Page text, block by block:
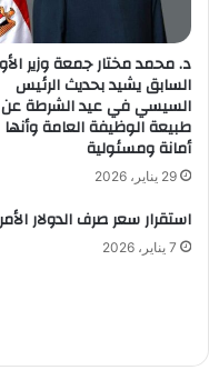
د. محمد مختار جمعة وزير
السابق يشيد بحديث الرئيس
السيسي في عيد الشرطة عن
طبيعة الوظيفة العامة وأنها
أمانة ومسئولية
29 يناير، 2026
استقرار سعر صرف الدولار
7 يناير، 2026